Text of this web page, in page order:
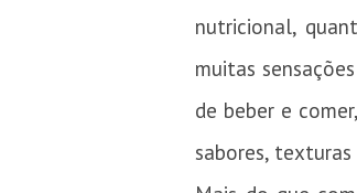
nutricional,
muitas
de beber e
sabores,